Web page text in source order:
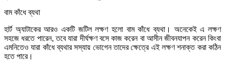
বাম কাঁধে ব্যথা
হার্ট অ্যাটাকের আরও একটি জটিল লক্ষণ হলো বাম কাঁধে ব্যথা। অনেকেই এ লক্ষণ
সহজে ধরতে পারেন, তবে যারা দীর্ঘক্ষণ বসে কাজ করেন বা আসীন জীবনযাপন করেন কিংবা
এমনিতেও যারা কাঁধে ব্যথার সস্যায় ভোগেন তাদের ক্ষেত্রে এই লক্ষণ শনাক্ত করা কঠিন
হতে পারে।